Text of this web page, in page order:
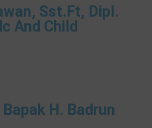
Sst.Ft, Dipl.
And Child
H. Badrun